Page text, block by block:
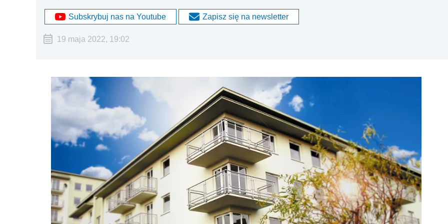
Subskrybuj nas na Youtube Zapisz się na newsletter
19 maja 2022, 19:02